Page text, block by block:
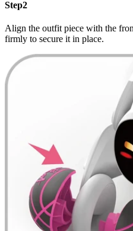
Step2
Align the outfit piece with the
firmly to secure it in place.